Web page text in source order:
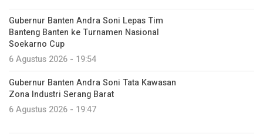
Gubernur Banten Andra Soni Lepas Tim
Banteng Banten ke Turnamen Nasional
Soekarno Cup
6 Agustus 2026 - 19:54
Gubernur Banten Andra Soni Tata Kawasan
Zona Industri Serang Barat
6 Agustus 2026 - 19:47